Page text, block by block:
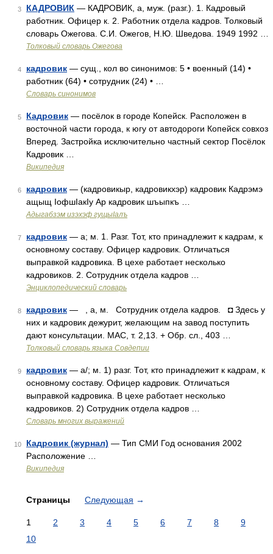
3 КАДРОВИК — КАДРОВИК, а, муж. (разг.). 1. Кадровый
работник. Офицер к. 2. Работник отдела кадров. Толковый
словарь Ожегова. С.И. Ожегов, Н.Ю. Шведова. 1949 1992 …
Толковый словарь Ожегова
4 кадровик — сущ., кол во синонимов: 5 • военный (14) •
работник (64) • сотрудник (24) • …
Словарь синонимов
5 Кадровик — посёлок в городе Копейск. Расположен в
восточной части города, к югу от автодороги Копейск совхоз
Вперед. Застройка исключительно частный сектор Посёлок
Кадровик …
Википедия
6 кадровик — (кадровикыр, кадровикхэр) кадровик Кадрэмэ
ащыщ IофшIакIу Ар кадровик шъыпкъ …
Адыгабзэм изэхэф гущыIалъ
7 кадровик — а; м. 1. Разг. Тот, кто принадлежит к кадрам, к
основному составу. Офицер кадровик. Отличаться
выправкой кадровика. В цехе работает несколько
кадровиков. 2. Сотрудник отдела кадров …
Энциклопедический словарь
8 кадровик — , а, м. Сотрудник отдела кадров. ◘ Здесь у
них и кадровик дежурит, желающим на завод поступить
дают консультации. МАС, т. 2,13. + Обр. сл., 403 …
Толковый словарь языка Совдепии
9 кадровик — а/; м. 1) разг. Тот, кто принадлежит к кадрам, к
основному составу. Офицер кадровик. Отличаться
выправкой кадровика. В цехе работает несколько
кадровиков. 2) Сотрудник отдела кадров …
Словарь многих выражений
10 Кадровик (журнал) — Тип СМИ Год основания 2002
Расположение …
Википедия
Страницы Следующая →
1 2 3 4 5 6 7 8
9
10